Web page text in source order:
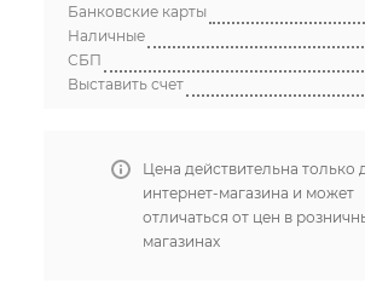
Банковские карты
Наличные
СБП
Выставить счет
Цена действительна только
интернет-магазина и может
отличаться от цен в
магазинах